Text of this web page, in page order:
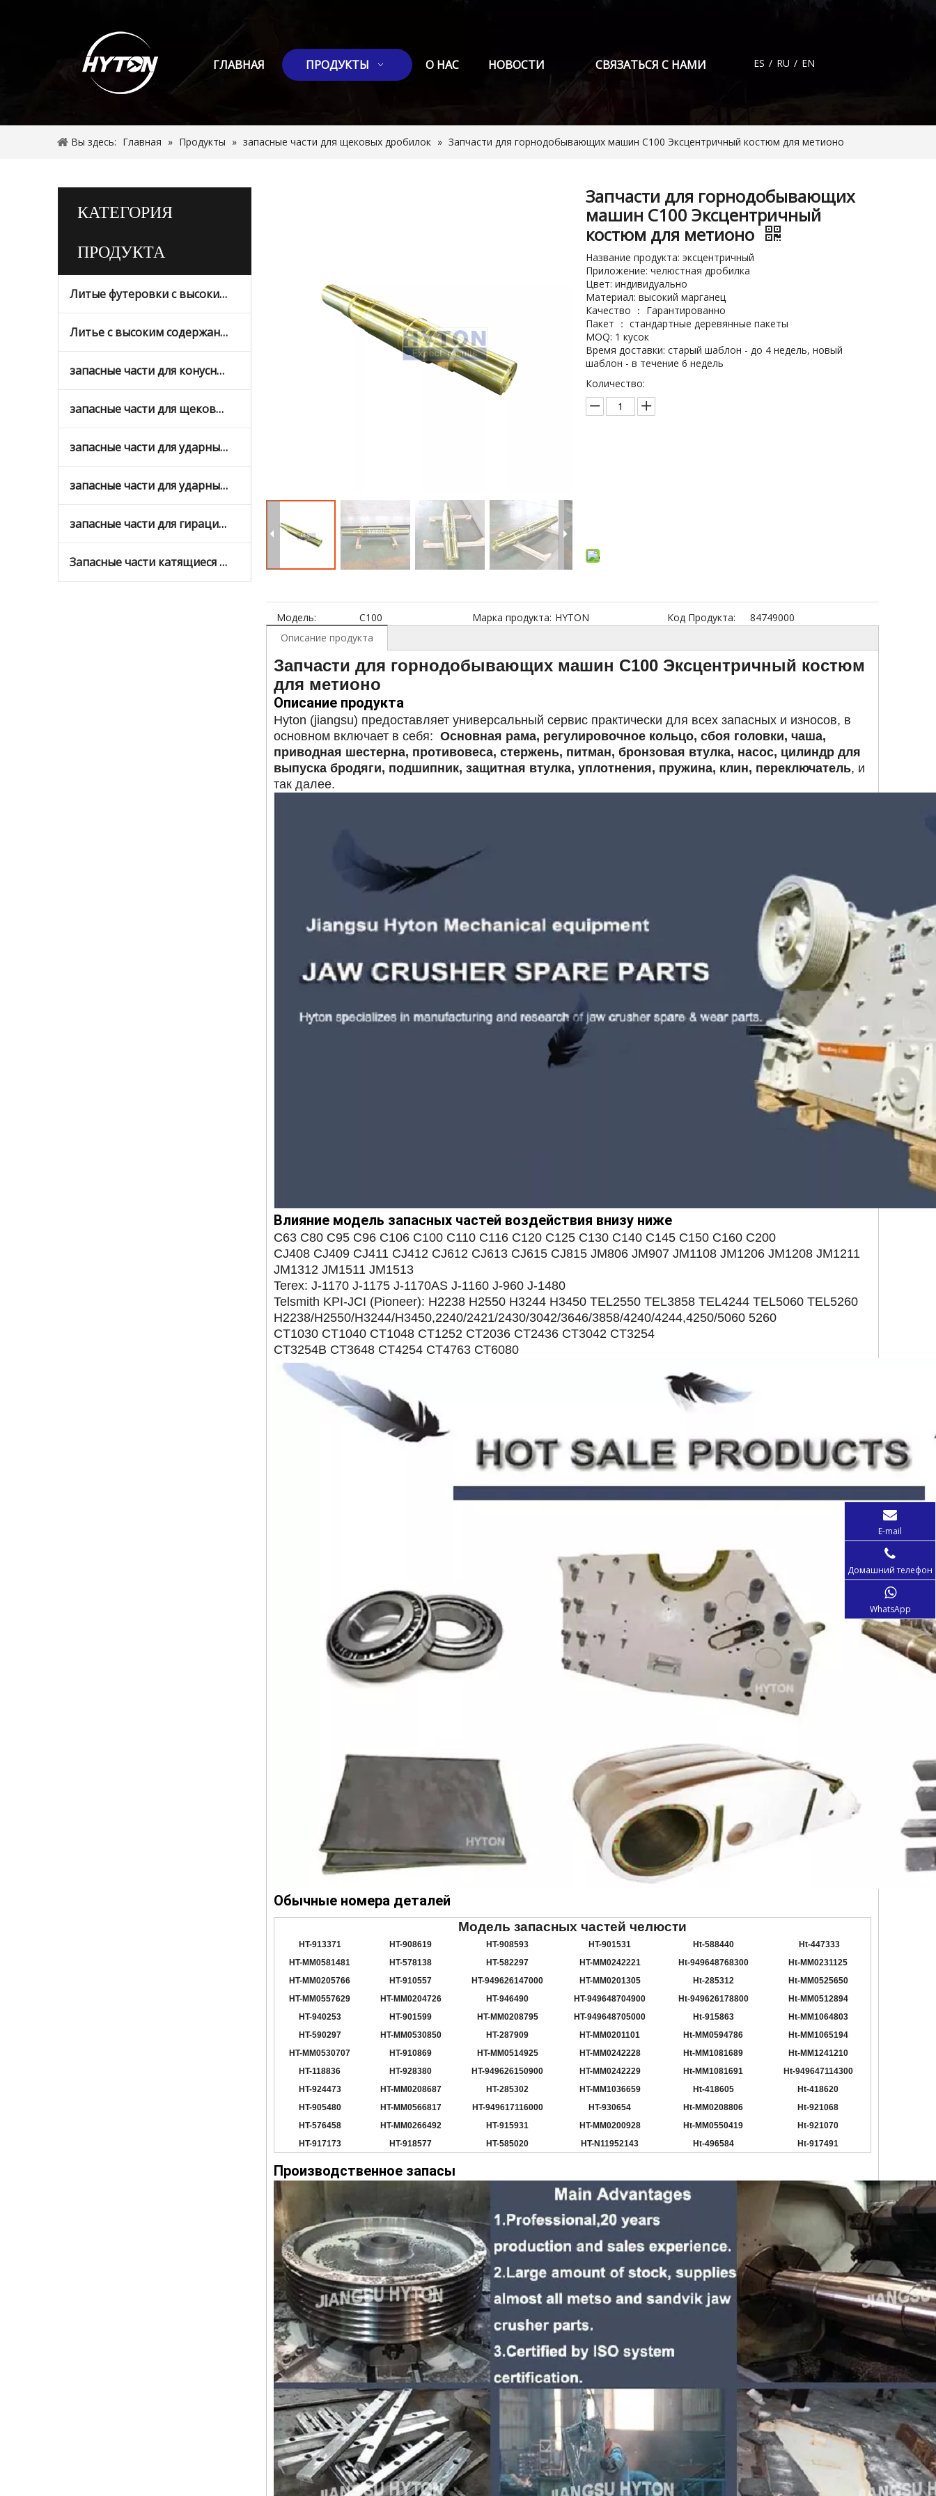
ГЛАВНАЯ ПРОДУКТЫ О НАС НОВОСТИ СВЯЗАТЬСЯ С НАМИ ES / RU / EN
Вы здесь: Главная » Продукты » запасные части для щековых дробилок » Запчасти для горнодобывающих машин C100 Эксцентричный костюм для метионо
КАТЕГОРИЯ
ПРОДУКТА
Литые футеровки с высоким содержанием марганца
Литье с высоким содержанием хрома
запасные части для конусных дробилок
запасные части для щековых дробилок
запасные части для ударных дробилок
запасные части для ударных дробилок с вертикальным валом
запасные части для гирационных дробилок
Запасные части катящиеся мельницы
Запчасти для горнодобывающих
машин C100 Эксцентричный
костюм для метионо
Название продукта: эксцентричный
Приложение: челюстная дробилка
Цвет: индивидуально
Материал: высокий марганец
Качество ： Гарантированно
Пакет ： стандартные деревянные пакеты
MOQ: 1 кусок
Время доставки: старый шаблон - до 4 недель, новый
шаблон - в течение 6 недель
Количество:
Модель: C100 Марка продукта: HYTON Код Продукта:
84749000
Описание продукта
Запчасти для горнодобывающих машин C100 Эксцентричный костюм
для метионо
Описание продукта
Hyton (jiangsu) предоставляет универсальный сервис практически для всех запасных и износов, в
основном включает в себя: Основная рама, регулировочное кольцо, сбоя головки, чаша,
приводная шестерна, противовеса, стержень, питман, бронзовая втулка, насос, цилиндр для
выпуска бродяги, подшипник, защитная втулка, уплотнения, пружина, клин, переключатель, и
так далее.
Влияние модель запасных частей воздействия внизу ниже
C63 C80 C95 C96 C106 C100 C110 C116 C120 C125 C130 C140 C145 C150 C160 C200
CJ408 CJ409 CJ411 CJ412 CJ612 CJ613 CJ615 CJ815 JM806 JM907 JM1108 JM1206 JM1208 JM1211
JM1312 JM1511 JM1513
Terex: J-1170 J-1175 J-1170AS J-1160 J-960 J-1480
Telsmith KPI-JCI (Pioneer): H2238 H2550 H3244 H3450 TEL2550 TEL3858 TEL4244 TEL5060 TEL5260
H2238/H2550/H3244/H3450,2240/2421/2430/3042/3646/3858/4240/4244,4250/5060 5260
CT1030 CT1040 CT1048 CT1252 CT2036 CT2436 CT3042 CT3254
CT3254B CT3648 CT4254 CT4763 CT6080
Обычные номера деталей
Модель запасных частей челюсти
HT-913371 HT-908619 HT-908593 HT-901531 Ht-588440 Ht-447333
HT-MM0581481
HT-578138 HT-582297 HT-MM0242221 Ht-949648768300 Ht-MM0231125
HT-MM0205766
HT-910557 HT-949626147000 HT-MM0201305 Ht-285312 Ht-MM0525650
HT-MM0557629
HT-MM0204726 HT-946490 HT-949648704900 Ht-949626178800 Ht-MM0512894
HT-940253
HT-901599 HT-MM0208795 HT-949648705000 Ht-915863 Ht-MM1064803
HT-590297
HT-MM0530850 HT-287909 HT-MM0201101 Ht-MM0594786 Ht-MM1065194
HT-MM0530707
HT-910869 HT-MM0514925 HT-MM0242228 Ht-MM1081689 Ht-MM1241210
HT-118836
HT-928380 HT-949626150900 HT-MM0242229 Ht-MM1081691 Ht-949647114300
HT-924473
HT-MM0208687 HT-285302 HT-MM1036659 Ht-418605 Ht-418620
HT-905480
HT-MM0566817 HT-949617116000 HT-930654 Ht-MM0208806 Ht-921068
HT-576458
HT-MM0266492 HT-915931 HT-MM0200928 Ht-MM0550419 Ht-921070
HT-917173
HT-918577 HT-585020 HT-N11952143 Ht-496584 Ht-917491
Производственное запасы
E-mail
Домашний телефон
WhatsApp